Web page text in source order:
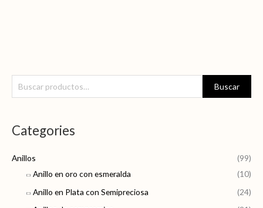
u
c
r
Buscar
Categories
Anillos
(99)
Anillo en oro con esmeralda
(10)
Anillo en Plata con Semipreciosa
(24)